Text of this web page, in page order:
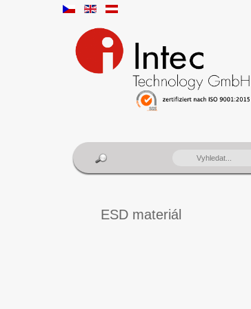
VYHLEDÁVÁNÍ...
ESD materiál